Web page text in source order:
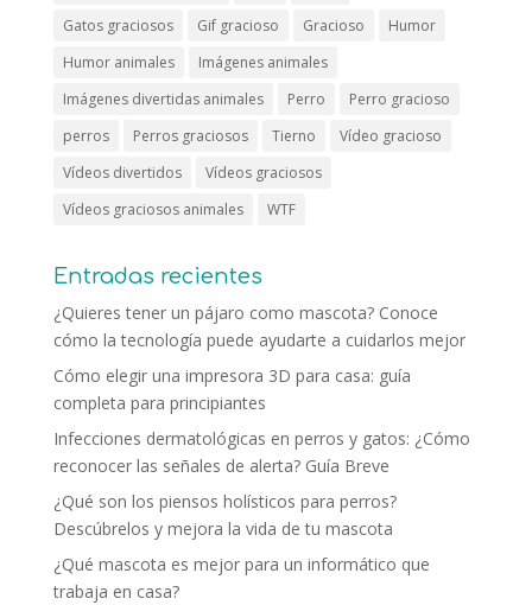
Gatos graciosos
Gif gracioso Gracioso
Humor
Humor animales
Imágenes animales
Imágenes divertidas animales
Perro
Perro gracioso
perros
Perros graciosos Tierno
Vídeo gracioso
Vídeos divertidos
Vídeos graciosos
Vídeos graciosos animales
WTF
Entradas recientes
¿Quieres tener un pájaro como mascota? Conoce
cómo la tecnología puede ayudarte a cuidarlos mejor
Cómo elegir una impresora 3D para casa: guía
completa para principiantes
Infecciones dermatológicas en perros y gatos: ¿Cómo
reconocer las señales de alerta? Guía Breve
¿Qué son los piensos holísticos para perros?
Descúbrelos y mejora la vida de tu mascota
¿Qué mascota es mejor para un informático que
trabaja en casa?